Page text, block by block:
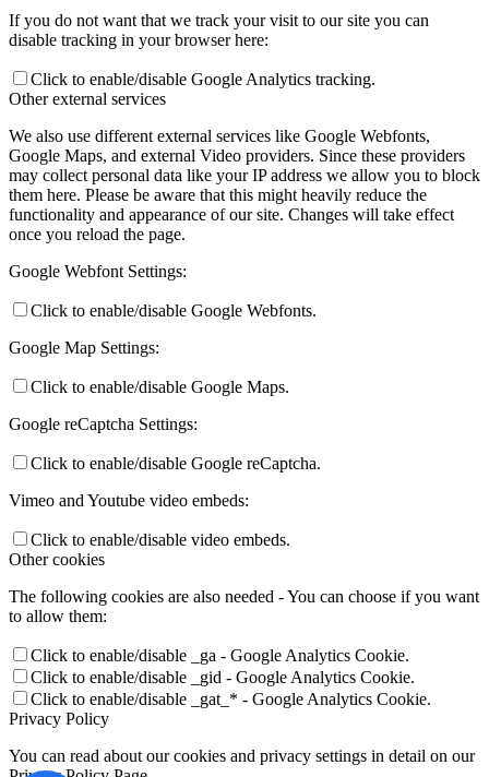
If you do not want that we track your visit to our site you can
disable tracking in your browser here:
Click to enable/disable Google Analytics tracking.
Other external services
We also use different external services like Google Webfonts,
Google Maps, and external Video providers. Since these providers
may collect personal data like your IP address we allow you to block
them here. Please be aware that this might heavily reduce the
functionality and appearance of our site. Changes will take effect
once you reload the page.
Google Webfont Settings:
Click to enable/disable Google Webfonts.
Google Map Settings:
Click to enable/disable Google Maps.
Google reCaptcha Settings:
Click to enable/disable Google reCaptcha.
Vimeo and Youtube video embeds:
Click to enable/disable video embeds.
Other cookies
The following cookies are also needed - You can choose if you want
to allow them:
Click to enable/disable _ga - Google Analytics Cookie.
Click to enable/disable _gid - Google Analytics Cookie.
Click to enable/disable _gat_* - Google Analytics Cookie.
Privacy Policy
You can read about our cookies and privacy settings in detail on our